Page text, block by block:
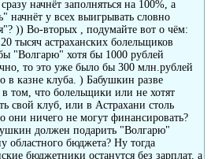
начнёт заполняться на 100%, а
начнёт у всех выигрывать словно
)) Во-вторых , подумайте вот о чём:
тысяч астраханских болельщиков
"Волгарю" хотя бы 1000 рублей
то это уже было бы 300 млн.рублей
в казне клуба. ) Бабушкин разве
в том, что болельщики или не хотят
свой клуб, или в Астрахани столь
они ничего не могут финансировать?
должен подарить "Волгарю"
областного бюджета? Ну тогда
бюджетники останутся без зарплат, а